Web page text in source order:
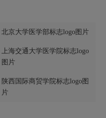
北京大学医学部标志logo图片
上海交通大学医学院标志logo
图片
陕西国际商贸学院标志logo图
片